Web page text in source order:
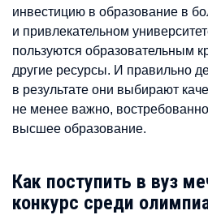
инвестицию в образование в
и привлекательном
пользуются образовательным
другие ресурсы. И правильно
в результате они выбирают
не менее важно,
высшее образование.
Как поступить в вуз
конкурс среди